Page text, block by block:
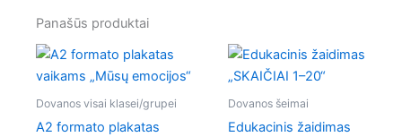
Panašūs produktai
Dovanos visai klasei/grupei
A2 formato plakatas
Price
range:
5,40 €
through
6,70 €
product
Dovanos šeimai
Edukacinis žaidimas